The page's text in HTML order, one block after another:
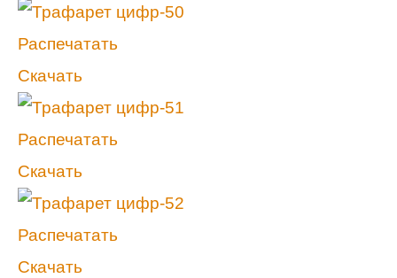
Распечатать
Скачать
Распечатать
Скачать
Распечатать
Скачать